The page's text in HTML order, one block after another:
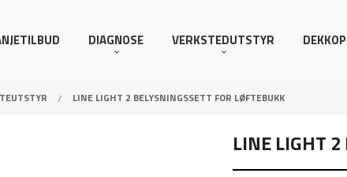
DIAGNOSE VERKSTEDUTSTYR
LINE LIGHT 2 BELYSNINGSSETT FOR LØFTEBUKK
LINE LIGHT 2